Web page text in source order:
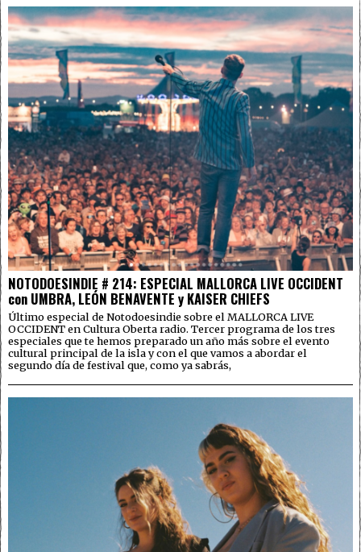
NOTODOESINDIE # 214: ESPECIAL MALLORCA LIVE OCCIDENT
con UMBRA, LEÓN BENAVENTE y KAISER CHIEFS
Último especial de Notodoesindie sobre el MALLORCA LIVE
OCCIDENT en Cultura Oberta radio. Tercer programa de los tres
especiales que te hemos preparado un año más sobre el evento
cultural principal de la isla y con el que vamos a abordar el
segundo día de festival que, como ya sabrás,